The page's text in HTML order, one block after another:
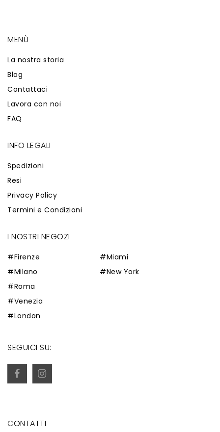
MENÙ
La nostra storia
Blog
Contattaci
Lavora con noi
FAQ
INFO LEGALI
Spedizioni
Resi
Privacy Policy
Termini e Condizioni
I NOSTRI NEGOZI
#Firenze
#Milano
#Roma
#Venezia
#London
#Miami
#New York
SEGUICI SU:
CONTATTI